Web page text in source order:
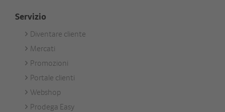
Servizio
Footer
Services
Diventare cliente
Mercati
Promozioni
Portale clienti
Webshop
Prodega Easy